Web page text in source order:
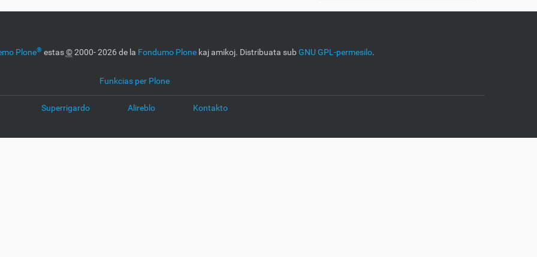
Plone® estas©2000- 2026 de la Fondumo Plonekaj amikoj. Distribuata subGNU GPL-permesilo.
Funkcias per Plone
Superrigardo Alireblo Kontakto